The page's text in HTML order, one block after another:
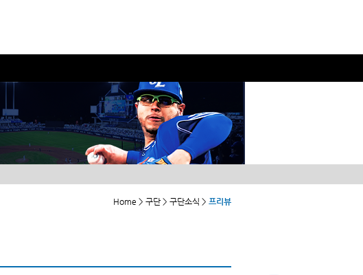
Home > 구단 > 구단소식 > 프리뷰